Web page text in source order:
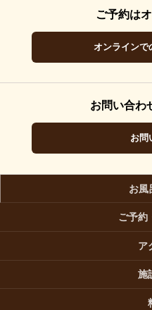
ご予約は
オンラインで
お問い合わ
お問
お風
ご予約
ア
施